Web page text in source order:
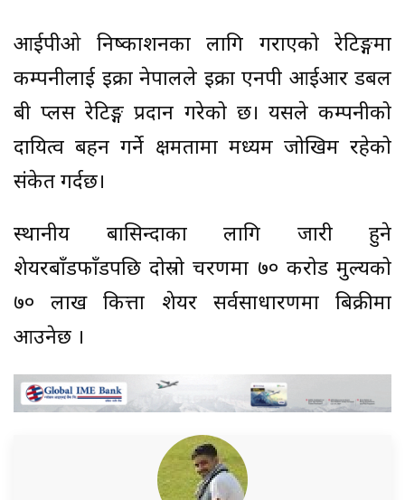
आईपीओ निष्काशनका लागि गराएको रेटिङ्गमा
कम्पनीलाई इक्रा नेपालले इक्रा एनपी आईआर डबल
बी प्लस रेटिङ्ग प्रदान गरेको छ। यसले कम्पनीको
दायित्व बहन गर्ने क्षमतामा मध्यम जोखिम रहेको
संकेत गर्दछ।
स्थानीय बासिन्दाका लागि जारी हुने
शेयरबाँडफाँडपछि दोस्रो चरणमा ७० करोड मुल्यको
७० लाख कित्ता शेयर सर्वसाधारणमा बिक्रीमा
आउनेछ ।